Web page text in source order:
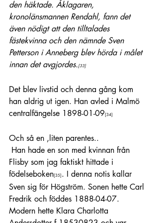
den häktade. Åklagaren,
kronolänsmannen Rendahl, fann det
även nödigt att den tilltalades
fästekvinna och den nämnde Sven
Petterson i Anneberg blev hörda i målet
innan det avgjordes. [33]
Det blev livstid och denna gång kom
han aldrig ut igen. Han avled i Malmö
centralfängelse 1898-01-09[34]
Och så en ,liten parentes..
Han hade en son med kvinnan från
Flisby som jag faktiskt hittade i
födelseboken[35] . I denna notis kallar
Sven sig för Högström. Sonen hette Carl
Fredrik och föddes 1888-04-07.
Modern hette Klara Charlotta